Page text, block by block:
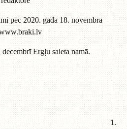
pēc 2020. gada 18. novembra
Ērgļu saieta namā.
klase
70 eiro 1.